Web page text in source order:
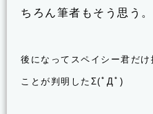
ちろん筆者もそう思う。
後になってスペイシー君だ
ことが判明したΣ(ﾟДﾟ)